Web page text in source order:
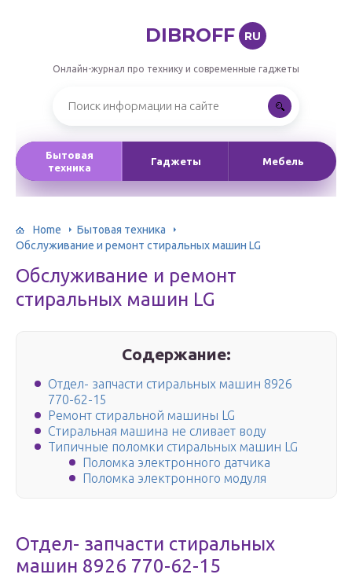
DIBROFF RU
Онлайн-журнал про технику и современные гаджеты
Бытовая
техника
Гаджеты Мебель
Home
Бытовая техника
Обслуживание и ремонт стиральных машин LG
Обслуживание и ремонт
стиральных машин LG
Содержание:
Отдел- запчасти стиральных машин 8926
770-62-15
Ремонт стиральной машины LG
Стиральная машина не сливает воду
Типичные поломки стиральных машин LG
Поломка электронного датчика
Поломка электронного модуля
Отдел- запчасти стиральных
машин 8926 770-62-15